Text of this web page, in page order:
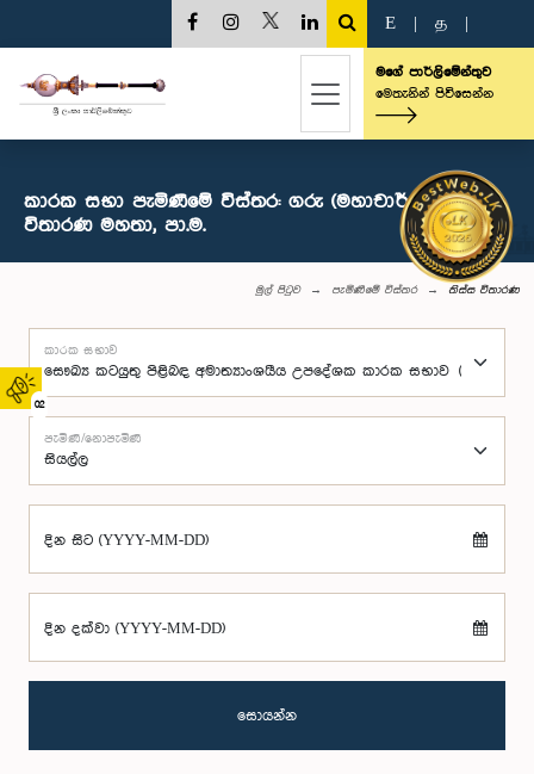
02
E த
මගේ පාර්ලිමේන්තුව
මෙතැනින් පිවිසෙන්න
කාරක සභා පැමිණීමේ විස්තර: ගරු (මහාචාර්ය) තිස්ස
විතාරණ මහතා, පා.ම.
මුල් පිටුව පැමිණීමේ විස්තර තිස්ස විතාරණ
කාරක සභාව
පැමිණි/නොපැමිණි
දින සිට (YYYY-MM-DD)
දින දක්වා (YYYY-MM-DD)
සොයන්න